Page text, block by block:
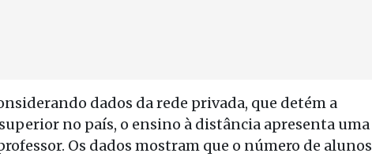
dados da rede privada, que detém a
no país, o ensino à distância apresenta uma
Os dados mostram que o número de alunos